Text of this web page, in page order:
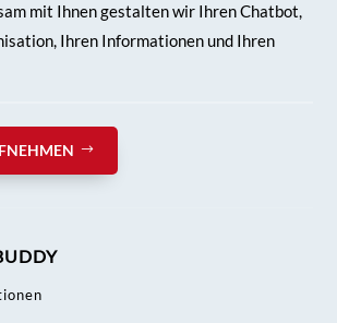
mit Ihnen gestalten wir IhrenChatbot,
Ihren Informationen und Ihren